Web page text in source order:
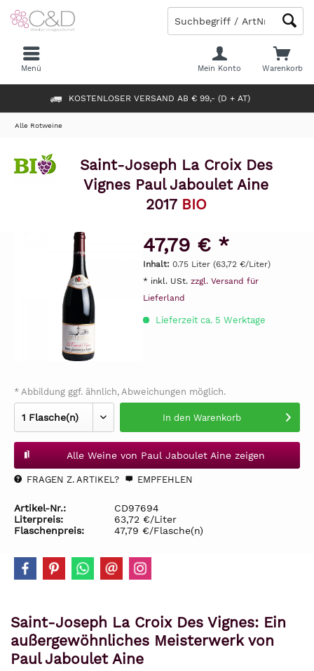
KOSTENLOSER VERSAND AB € 99,- (D + AT)
Warenkorb
Mein Konto
Menü
Alle Rotweine
Saint-Joseph La Croix Des
Vignes Paul Jaboulet Aine
2017 BIO
47,79 € *
Inhalt: 0.75 Liter (63,72 €/Liter)
* inkl. USt. zzgl. Versand für
Lieferland
Lieferzeit ca. 5 Werktage
* Abbildung ggf. ähnlich, Abweichungen möglich.
In den Warenkorb
Alle Weine von Paul Jaboulet Aine zeigen
FRAGEN Z. ARTIKEL? EMPFEHLEN
Artikel-Nr.:
CD97694
Literpreis:
63,72 €/Liter
Flaschenpreis:
47,79 €/Flasche(n)
Saint-Joseph La Croix Des Vignes: Ein
außergewöhnliches Meisterwerk von
Paul Jaboulet Aine